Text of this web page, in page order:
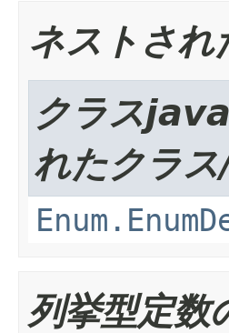
ネストされ
クラス
れたクラ
列挙型定数